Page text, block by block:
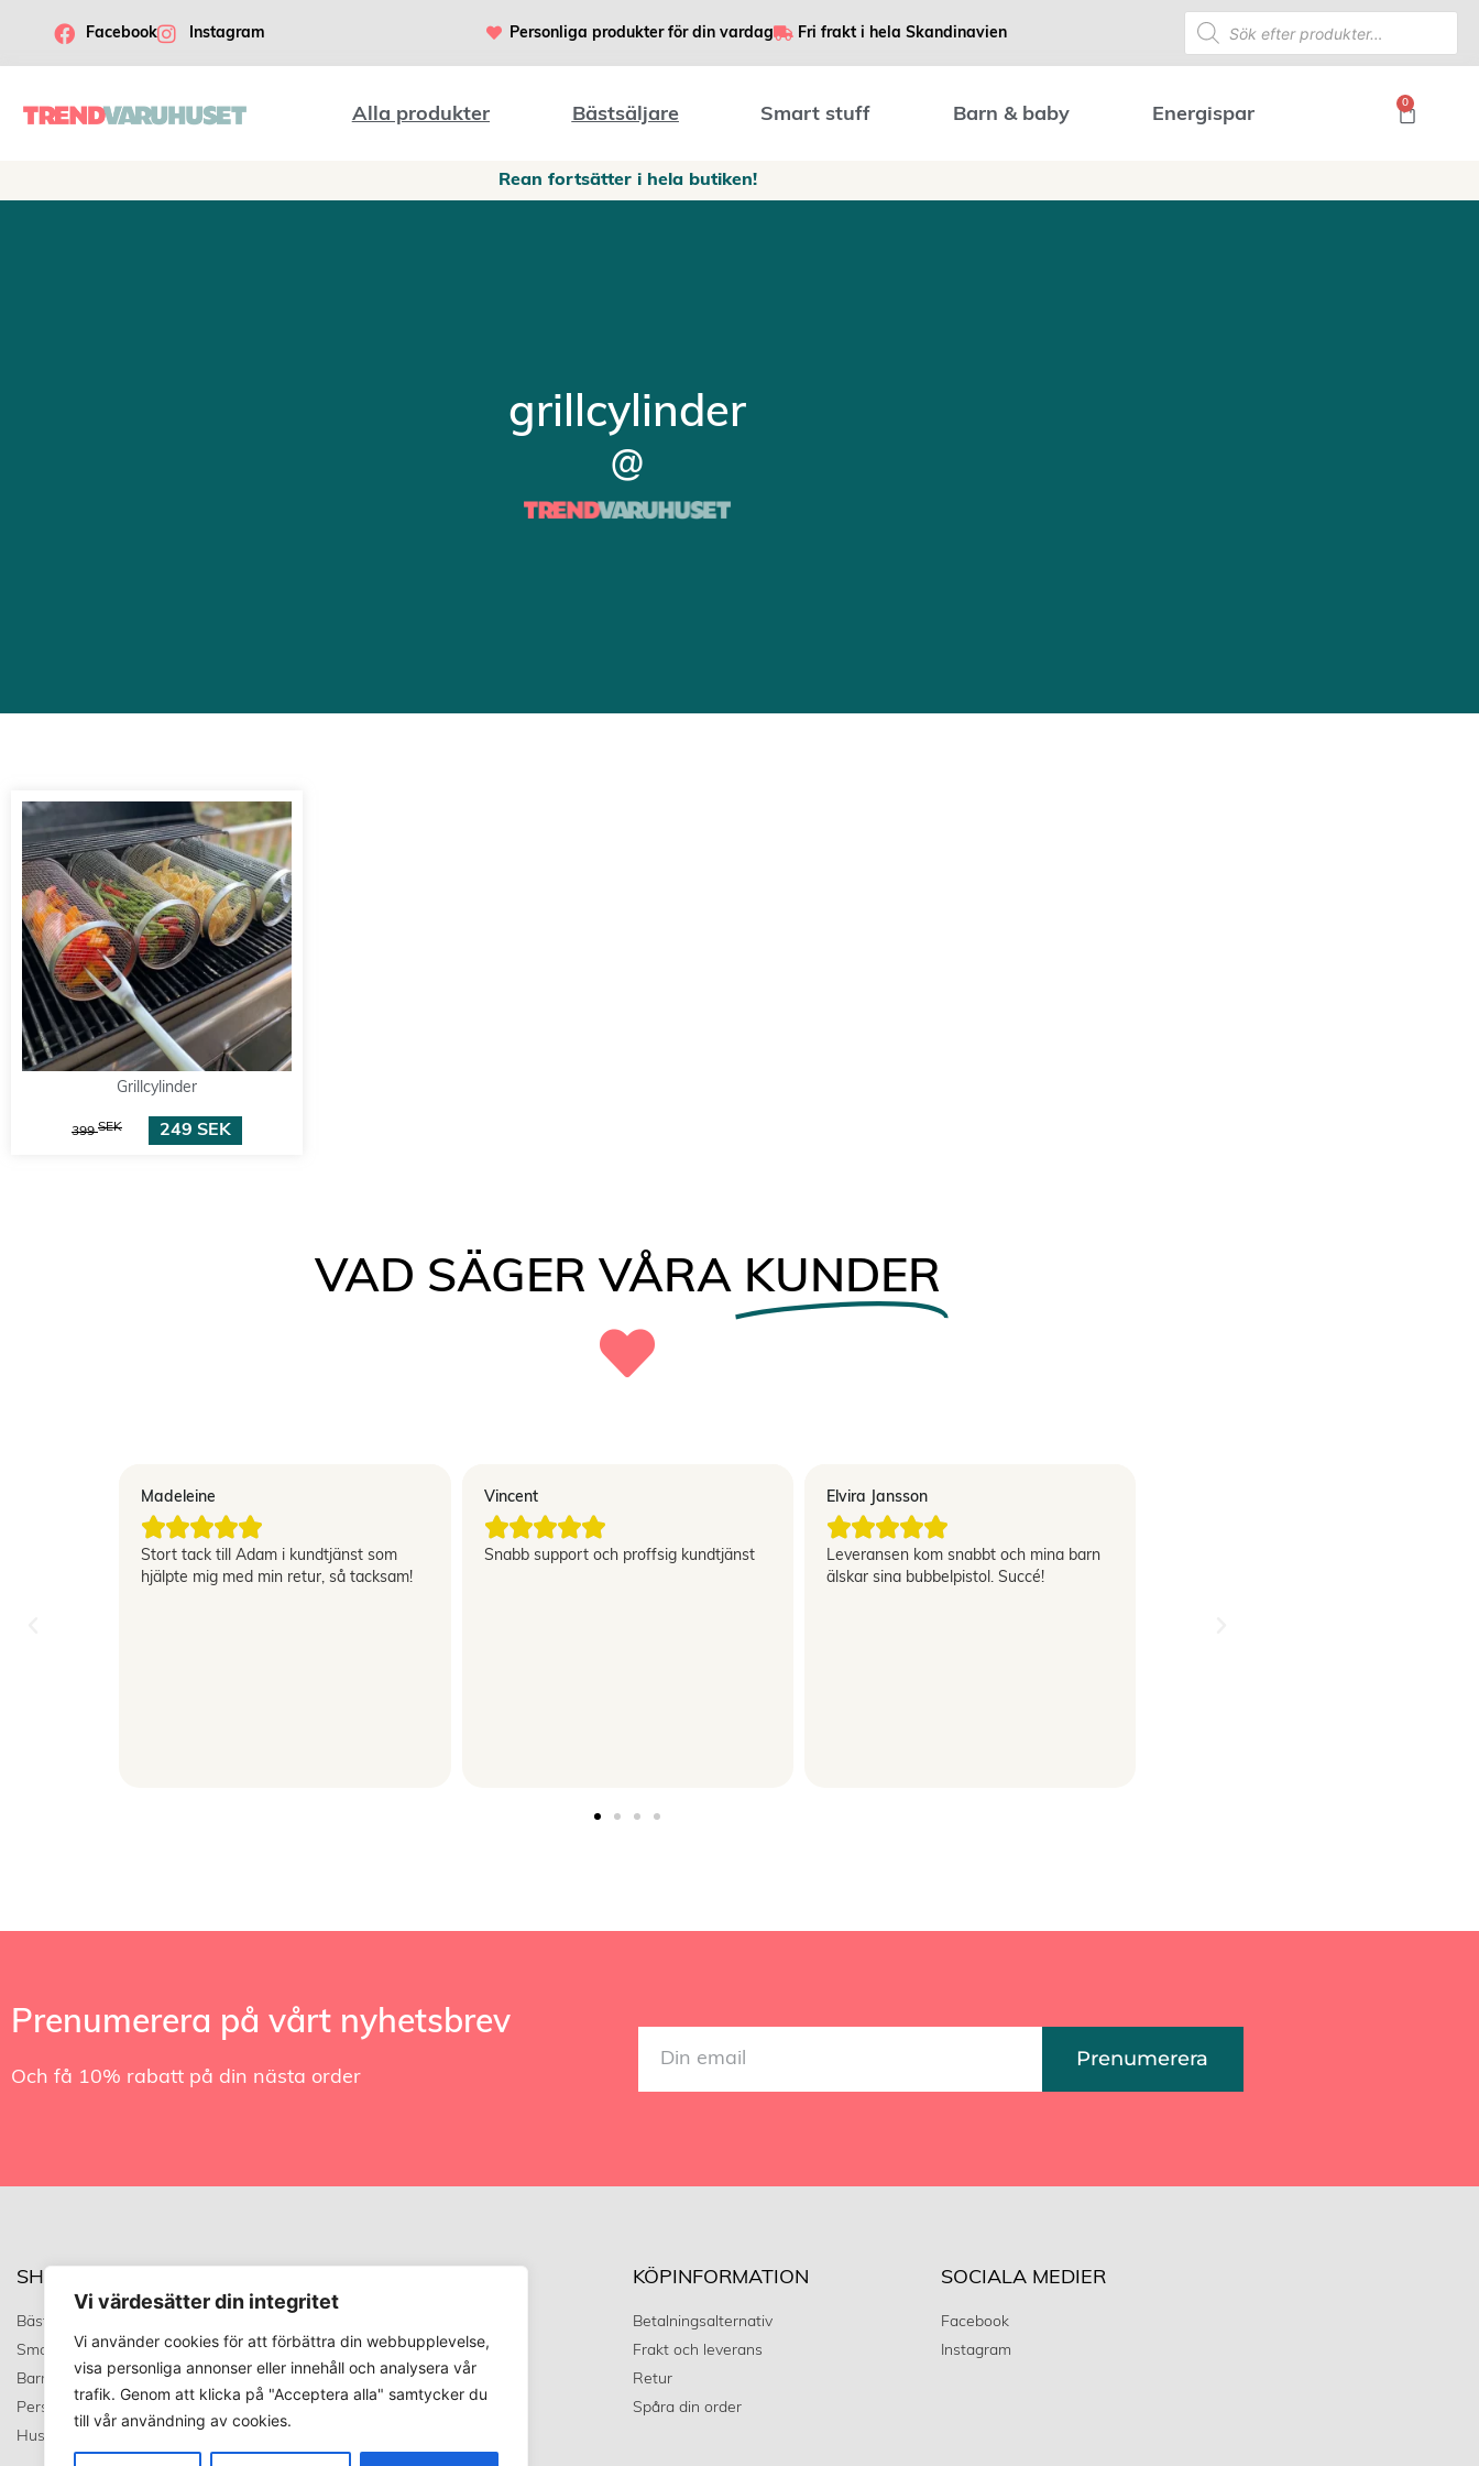
Vi värdesätter din integritet
Vi använder cookies för att förbättra din webbupplevelse,
visa personliga annonser eller innehåll och analysera vår
trafik. Genom att klicka på "Acceptera alla" samtycker du
till vår användning av cookies.
Facebook Instagram Personliga produkter för din vardag Fri frakt i hela Skandinavien
Alla produkter Bästsäljare Smart stuff Barn & baby Energispar
0
Rean fortsätter i hela butiken!
grillcylinder
@
Grillcylinder
399SEK 249 SEK
VAD SÄGER VÅRA KUNDER
Madeleine

Stort tack till Adam i kundtjänst som
hjälpte mig med min retur, så tacksam!
Vincent

Snabb support och proffsig kundtjänst
Elvira Jansson

Leveransen kom snabbt och mina barn
älskar sina bubbelpistol. Succé!
Prenumerera på vårt nyhetsbrev
Och få 10% rabatt på din nästa order
Prenumerera
SHOP
Bästsäljare
Smart stuff
Barn & baby
Personligt
Husdjur
Allmänna Villkor
Integritetstspolicy
KÖPINFORMATION
Betalningsalternativ
Frakt och leverans
Retur
Spåra din order
SOCIALA MEDIER
Facebook
Instagram